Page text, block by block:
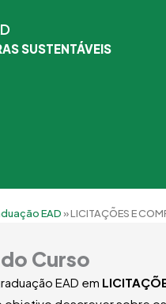
SUSTENTÁVEIS
EAD»LICITAÇÕES E
Curso
EAD em